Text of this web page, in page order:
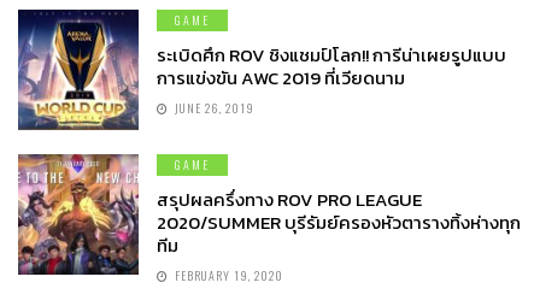
GAME
ระเบิดศึก ROV ชิงแชมป์โลก!! การีน่าเผยรูปแบบ
การแข่งขัน AWC 2019 ที่เวียดนาม
JUNE 26, 2019
GAME
สรุปผลครึ่งทาง ROV PRO LEAGUE
2020/SUMMER บุรีรัมย์ครองหัวตารางทิ้งห่างทุก
ทีม
FEBRUARY 19, 2020